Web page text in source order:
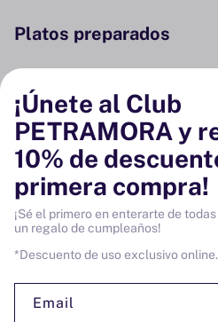
Platos preparados
Conservas y ahumados
Despensa
Bodega
Vinos
¡Únete al Club
PETRAMORA y
10% de
primera compra!
¡Sé el primero en enterarte de
un regalo de cumpleaños!
*Descuento de uso exclusivo online.
Email